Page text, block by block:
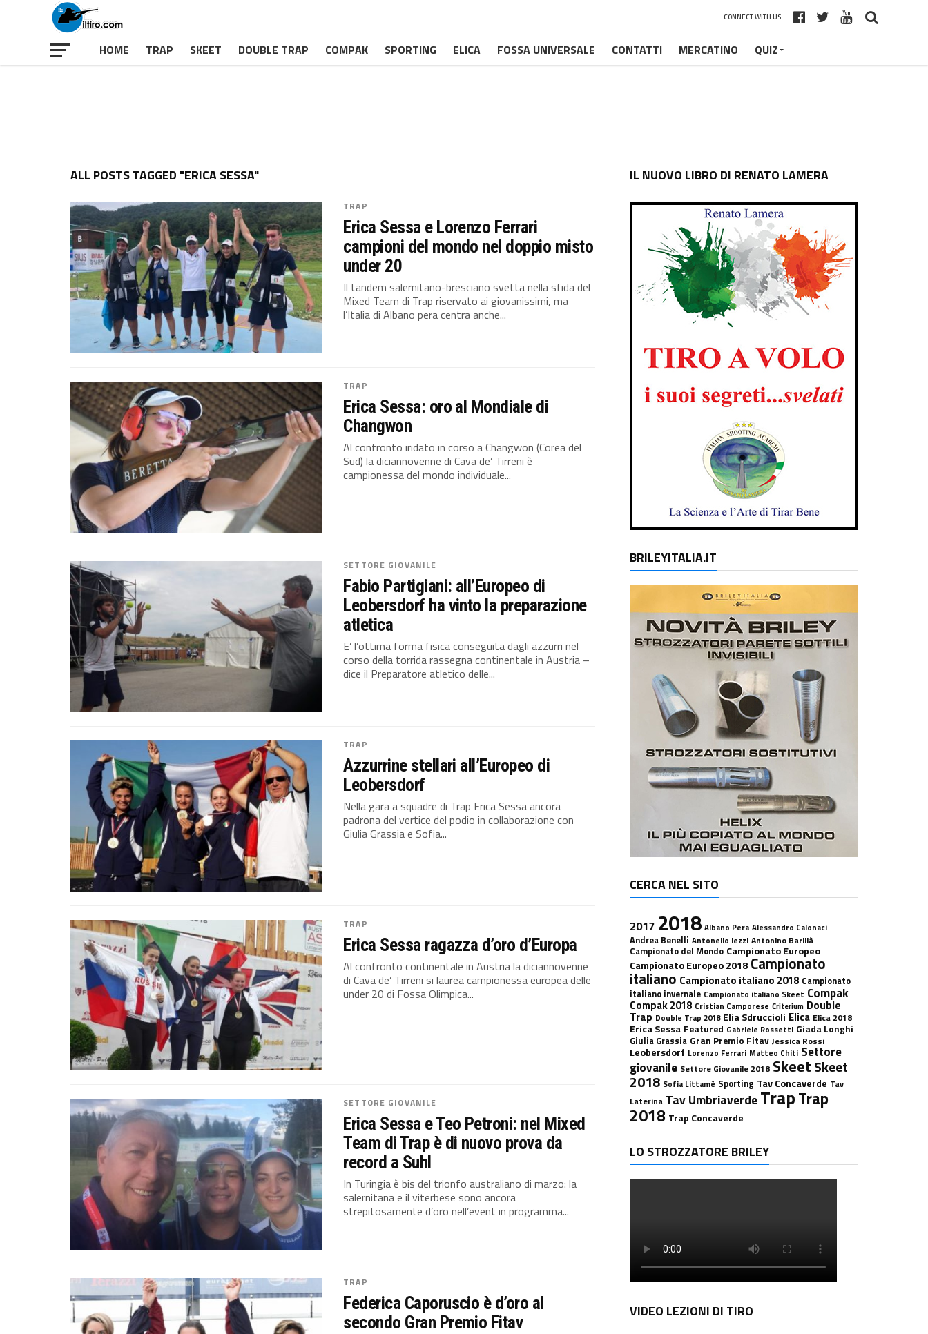
CONNECT WITH US
HOME TRAP SKEET DOUBLE TRAP COMPAK SPORTING ELICA FOSSA UNIVERSALE CONTATTI MERCATINO QUIZ
ALL POSTS TAGGED "ERICA SESSA"
TRAP
Erica Sessa e Lorenzo Ferrari
campioni del mondo nel doppio misto
under 20
Il tandem salernitano-bresciano svetta nella sfida del
Mixed Team di Trap riservato ai giovanissimi, ma
l’Italia di Albano pera centra anche...
TRAP
Erica Sessa: oro al Mondiale di
Changwon
Al confronto iridato in corso a Changwon (Corea del
Sud) la diciannovenne di Cava de’ Tirreni è
campionessa del mondo individuale...
SETTORE GIOVANILE
Fabio Partigiani: all’Europeo di
Leobersdorf ha vinto la preparazione
atletica
E’ l’ottima forma fisica conseguita dagli azzurri nel
corso della torrida rassegna continentale in Austria –
dice il Preparatore atletico delle...
TRAP
Azzurrine stellari all’Europeo di
Leobersdorf
Nella gara a squadre di Trap Erica Sessa ancora
padrona del vertice del podio in collaborazione con
Giulia Grassia e Sofia...
TRAP
Erica Sessa ragazza d’oro d’Europa
Al confronto continentale in Austria la diciannovenne
di Cava de’ Tirreni si laurea campionessa europea delle
under 20 di Fossa Olimpica...
SETTORE GIOVANILE
Erica Sessa e Teo Petroni: nel Mixed
Team di Trap è di nuovo prova da
record a Suhl
In Turingia è bis del trionfo australiano di marzo: la
salernitana e il viterbese sono ancora
strepitosamente d’oro nell’event in programma...
TRAP
Federica Caporuscio è d’oro al
secondo Gran Premio Fitav
IL NUOVO LIBRO DI RENATO LAMERA
BRILEYITALIA.IT
CERCA NEL SITO
2017 2018 Albano Pera Alessandro Calonaci
Andrea Benelli Antonello Iezzi Antonino Barillà
Campionato del Mondo Campionato Europeo
Campionato Europeo 2018 Campionato
italiano Campionato italiano 2018 Campionato
italiano invernale Campionato italiano Skeet Compak
Compak 2018 Cristian Camporese Criterium Double
Trap Double Trap 2018 Elia Sdruccioli Elica Elica 2018
Erica Sessa Featured Gabriele Rossetti Giada Longhi
Giulia Grassia Gran Premio Fitav Jessica Rossi
Leobersdorf Lorenzo Ferrari Matteo Chiti Settore
giovanile Settore Giovanile 2018 SkeetSkeet
2018 Sofia Littamè Sporting Tav Concaverde Tav
Laterina Tav UmbriaverdeTrapTrap
2018 Trap Concaverde
LO STROZZATORE BRILEY
VIDEO LEZIONI DI TIRO